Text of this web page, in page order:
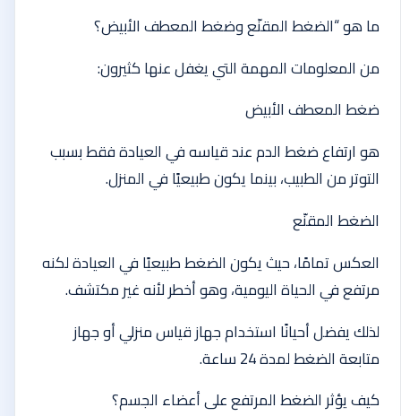
ما هو “الضغط المقنّع وضغط المعطف الأبيض؟
من المعلومات المهمة التي يغفل عنها كثيرون:
ضغط المعطف الأبيض
هو ارتفاع ضغط الدم عند قياسه في العيادة فقط بسبب
التوتر من الطبيب، بينما يكون طبيعيًا في المنزل.
الضغط المقنّع
العكس تمامًا، حيث يكون الضغط طبيعيًا في العيادة لكنه
مرتفع في الحياة اليومية، وهو أخطر لأنه غير مكتشف.
لذلك يفضل أحيانًا استخدام جهاز قياس منزلي أو جهاز
متابعة الضغط لمدة 24 ساعة.
كيف يؤثر الضغط المرتفع على أعضاء الجسم؟